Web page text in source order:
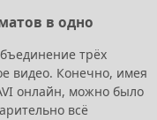
в одно
трёх
видео. Конечно, имея
онлайн, можно было
всё